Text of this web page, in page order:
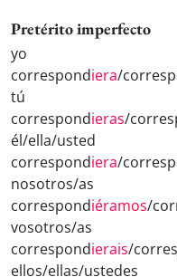
Pretérito imperfecto
yo
correspondiera/
tú
correspondieras/
él/ella/usted
correspondiera/
nosotros/as
correspondiéramos/
vosotros/as
correspondierais/
ellos/ellas/ustedes